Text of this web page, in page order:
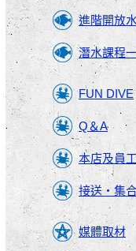
進階開放
潛水課程
FUN DIVE
Q＆A
本店及員
接送・集
媒體取材